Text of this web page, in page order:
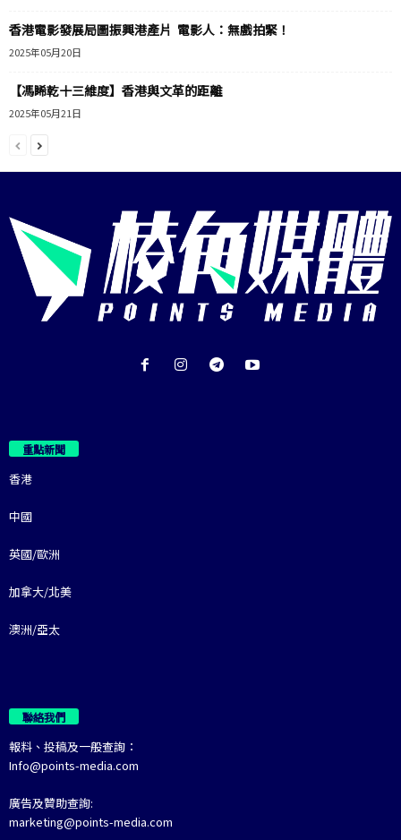
香港電影發展局圖振興港產片 電影人：無戲拍緊！
2025年05月20日
【馮睎乾十三維度】香港與文革的距離
2025年05月21日
重點新聞
香港
中國
英國/歐洲
加拿大/北美
澳洲/亞太
聯絡我們
報料、投稿及一般查詢：
Info@points-media.com
廣告及贊助查詢:
marketing@points-media.com